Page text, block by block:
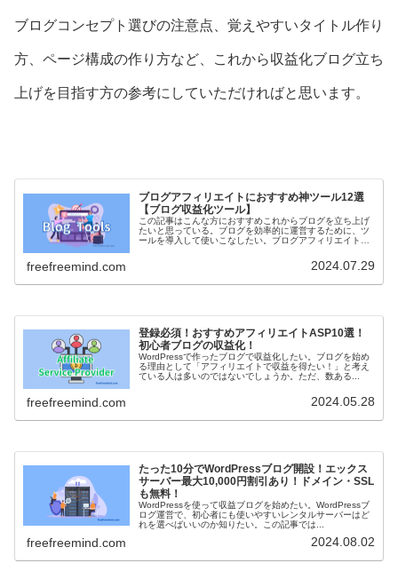
ブログコンセプト選びの注意点、覚えやすいタイトル作り
方、ページ構成の作り方など、これから収益化ブログ立ち
上げを目指す方の参考にしていただければと思います。
ブログアフィリエイトにおすすめ神ツール12選
【ブログ収益化ツール】
この記事はこんな方におすすめこれからブログを立ち上げ
たいと思っている。ブログを効率的に運営するために、ツ
ールを導入して使いこなしたい。ブログアフィリエイトで
freefreemind.com 2024.07.29
登録必須！おすすめアフィリエイトASP10選！
初心者ブログの収益化！
WordPressで作ったブログで収益化したい。ブログを始め
る理由として「アフィリエイトで収益を得たい！」と考え
ている人は多いのではないでしょうか。ただ、数ある...
freefreemind.com 2024.05.28
たった10分でWordPressブログ開設！エックス
サーバー最大10,000円割引あり！ドメイン・SSL
も無料！
WordPressを使って収益ブログを始めたい。WordPressブ
ログ運営で、初心者にも使いやすいレンタルサーバーはど
れを選べばいいのか知りたい。この記事では...
freefreemind.com 2024.08.02